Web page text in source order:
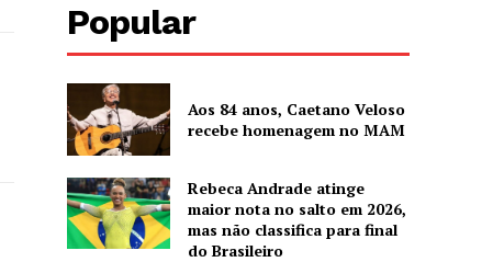
Popular
Aos 84 anos, Caetano Veloso
recebe homenagem no MAM
Rebeca Andrade atinge
maior nota no salto em 2026,
mas não classifica para final
do Brasileiro